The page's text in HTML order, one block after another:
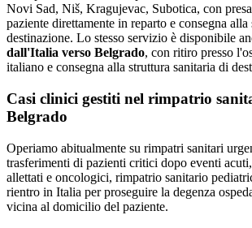
Novi Sad, Niš, Kragujevac, Subotica, con
paziente direttamente in reparto e consegna
destinazione. Lo stesso servizio è disponibile
dall'Italia verso Belgrado, con ritiro presso
italiano e consegna alla struttura sanitaria di
Casi clinici gestiti nel rimpatrio
Belgrado
Operiamo abitualmente su rimpatri sanitari
trasferimenti di pazienti critici dopo eventi
allettati e oncologici, rimpatrio sanitario
rientro in Italia per proseguire la degenza
vicina al domicilio del paziente.